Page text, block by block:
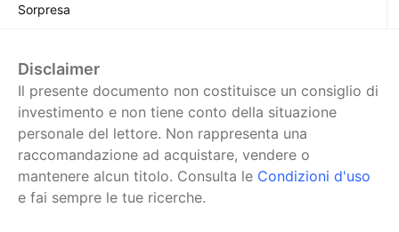
Sorpresa
Disclaimer
Il presente documento non costituisce un consiglio di
investimento e non tiene conto della situazione
personale del lettore. Non rappresenta una
raccomandazione ad acquistare, vendere o
mantenere alcun titolo. Consulta le Condizioni d'uso
e fai sempre le tue ricerche.